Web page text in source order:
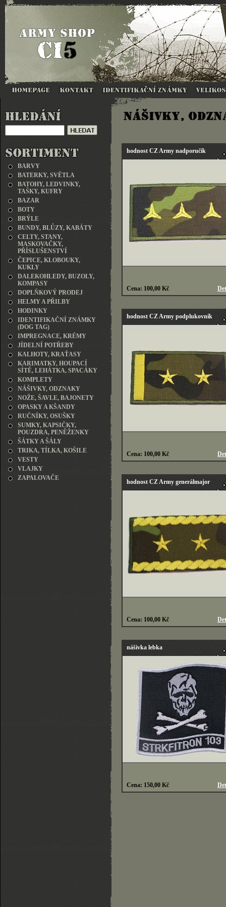
BARVY
BATERKY, SVĚTLA
BATOHY, LEDVINKY,
TAŠKY, KUFRY
BAZAR
BOTY
BRÝLE
BUNDY, BLŮZY, KABÁTY
CELTY, STANY,
MASKOVAČKY,
PŘÍSLUŠENSTVÍ
ČEPICE, KLOBOUKY,
KUKLY
DALEKOHLEDY, BUZOLY,
KOMPASY
DOPLŇKOVÝ PRODEJ
HELMY A PŘILBY
HODINKY
IDENTIFIKAČNÍ ZNÁMKY
(DOG TAG)
IMPREGNACE, KRÉMY
JÍDELNÍ POTŘEBY
KALHOTY, KRAŤASY
KARIMATKY, HOUPACÍ
SÍTĚ, LEHÁTKA, SPACÁKY
KOMPLETY
NÁŠIVKY, ODZNAKY
NOŽE, ŠAVLE, BAJONETY
OPASKY A KŠANDY
RUČNÍKY, OSUŠKY
SUMKY, KAPSIČKY,
POUZDRA, PENĚŽENKY
ŠÁTKY A ŠÁLY
TRIKA, TÍLKA, KOŠILE
VESTY
VLAJKY
ZAPALOVAČE
hodnost CZ Army nadporučík
Cena: 100,00 Kč
hodnost CZ Army podplukovník
Cena: 100,00 Kč
hodnost CZ Army generálmajor
Cena: 100,00 Kč
nášivka lebka
Cena: 150,00 Kč